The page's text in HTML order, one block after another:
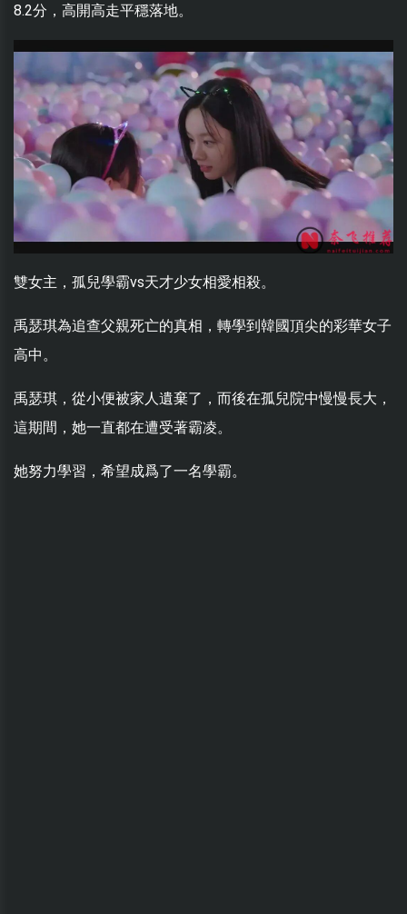
8.2分，高開高走平穩落地。
雙女主，孤兒學霸vs天才少女相愛相殺。
禹瑟琪為追查父親死亡的真相，轉學到韓國頂尖的彩華女子
高中。
禹瑟琪，從小便被家人遺棄了，而後在孤兒院中慢慢長大，
這期間，她一直都在遭受著霸凌。
她努力學習，希望成爲了一名學霸。